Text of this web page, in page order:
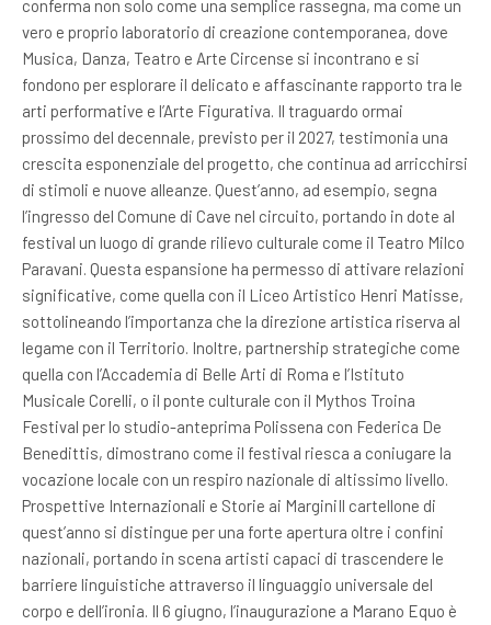
conferma non solo come una semplice rassegna, ma come un
vero e proprio laboratorio di creazione contemporanea, dove
Musica, Danza, Teatro e Arte Circense si incontrano e si
fondono per esplorare il delicato e affascinante rapporto tra le
arti performative e l’Arte Figurativa. Il traguardo ormai
prossimo del decennale, previsto per il 2027, testimonia una
crescita esponenziale del progetto, che continua ad arricchirsi
di stimoli e nuove alleanze. Quest’anno, ad esempio, segna
l’ingresso del Comune di Cave nel circuito, portando in dote al
festival un luogo di grande rilievo culturale come il Teatro Milco
Paravani. Questa espansione ha permesso di attivare relazioni
significative, come quella con il Liceo Artistico Henri Matisse,
sottolineando l’importanza che la direzione artistica riserva al
legame con il Territorio. Inoltre, partnership strategiche come
quella con l’Accademia di Belle Arti di Roma e l’Istituto
Musicale Corelli, o il ponte culturale con il Mythos Troina
Festival per lo studio-anteprima Polissena con Federica De
Benedittis, dimostrano come il festival riesca a coniugare la
vocazione locale con un respiro nazionale di altissimo livello.
Prospettive Internazionali e Storie ai MarginiIl cartellone di
quest’anno si distingue per una forte apertura oltre i confini
nazionali, portando in scena artisti capaci di trascendere le
barriere linguistiche attraverso il linguaggio universale del
corpo e dell’ironia. Il 6 giugno, l’inaugurazione a Marano Equo è